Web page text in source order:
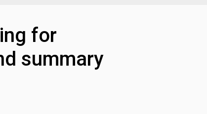
for
summary